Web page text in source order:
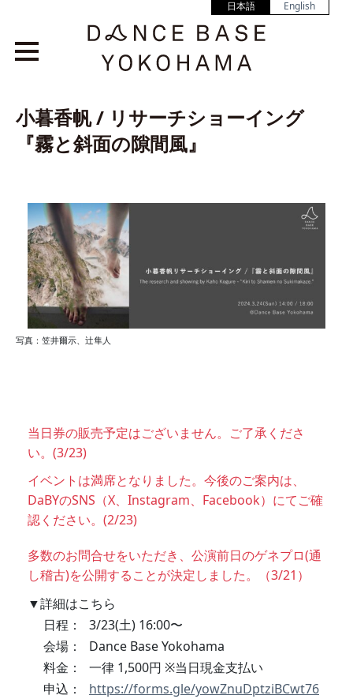
日本語 English
小暮香帆 / リサーチショーイング
『霧と斜面の隙間風』
写真：笠井爾示、辻隼人
当日券の販売予定はございません。ご了承くださ
い。(3/23)
イベントは満席となりました。今後のご案内は、
DaBYのSNS（X、Instagram、Facebook）にてご確
認ください。(2/23)
多数のお問合せをいただき、公演前日のゲネプロ(通
し稽古)を公開することが決定しました。（3/21）
▼詳細はこちら
日程：
3/23(土) 16:00〜
会場：
Dance Base Yokohama
料金：
一律 1,500円 ※当日現金支払い
申込：
https://forms.gle/yowZnuDptziBCwt76